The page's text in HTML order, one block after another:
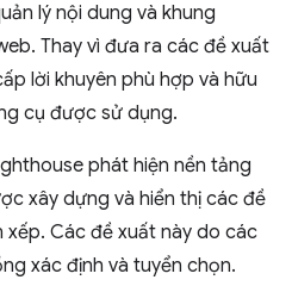
lý nội dung và khung
Thay vì đưa ra các đề xuất
lời khuyên phù hợp và hữu
cụ được sử dụng.
phát hiện nền tảng
xây dựng và hiển thị các đề
Các đề xuất này do các
xác định và tuyển chọn.